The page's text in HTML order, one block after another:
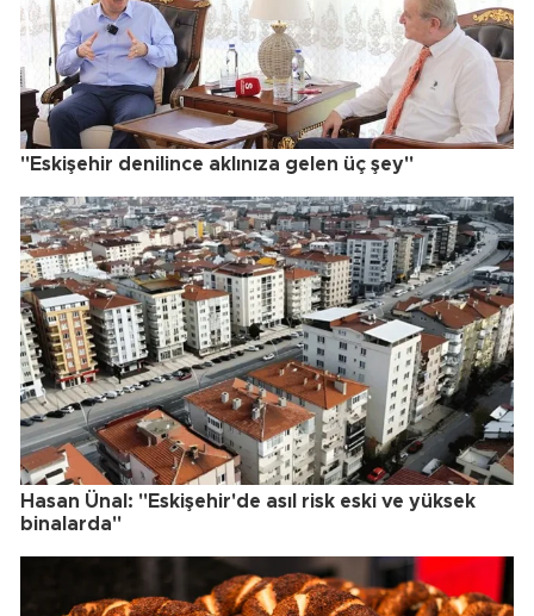
"Eskişehir denilince aklınıza gelen üç şey"
Hasan Ünal: "Eskişehir'de asıl risk eski ve yüksek
binalarda"